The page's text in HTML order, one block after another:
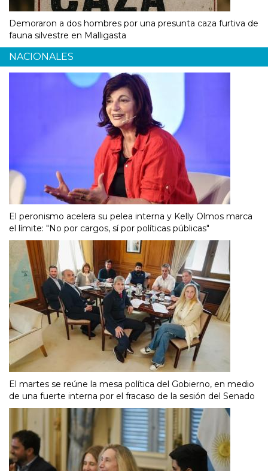
Demoraron a dos hombres por una presunta caza furtiva de
fauna silvestre en Malligasta
NACIONALES
El peronismo acelera su pelea interna y Kelly Olmos marca
el límite: "No por cargos, sí por políticas públicas"
El martes se reúne la mesa política del Gobierno, en medio
de una fuerte interna por el fracaso de la sesión del Senado